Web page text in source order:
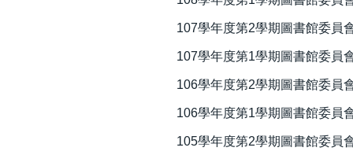
107學年度第2學期圖書館委員
107學年度第1學期圖書館委員
106學年度第2學期圖書館委員
106學年度第1學期圖書館委員
105學年度第2學期圖書館委員